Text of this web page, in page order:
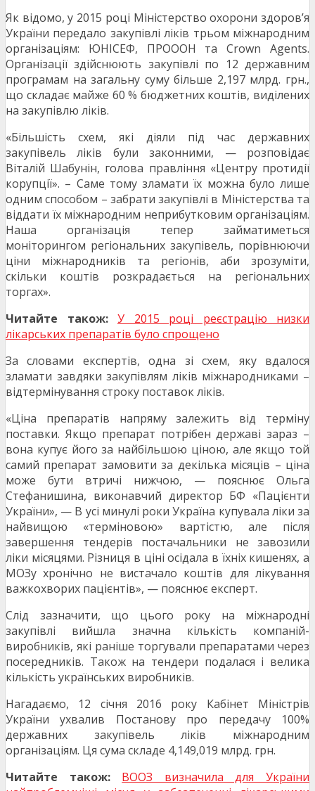
Як відомо, у 2015 році Міністерство охорони здоров’я
України передало закупівлі ліків трьом міжнародним
організаціям: ЮНІСЕФ, ПРОООН та Crown Agents.
Організації здійснюють закупівлі по 12 державним
програмам на загальну суму більше 2,197 млрд. грн.,
що складає майже 60 % бюджетних коштів, виділених
на закупівлю ліків.
«Більшість схем, які діяли під час державних
закупівель ліків були законними, — розповідає
Віталій Шабунін, голова правління «Центру протидії
корупції». – Саме тому зламати їх можна було лише
одним способом – забрати закупівлі в Міністерства та
віддати їх міжнародним неприбутковим організаціям.
Наша організація тепер займатиметься
моніторингом регіональних закупівель, порівнюючи
ціни міжнародників та регіонів, аби зрозуміти,
скільки коштів розкрадається на регіональних
торгах».
Читайте також: У 2015 році реєстрацію низки
лікарських препаратів було спрощено
За словами експертів, одна зі схем, яку вдалося
зламати завдяки закупівлям ліків міжнародниками –
відтермінування строку поставок ліків.
«Ціна препаратів напряму залежить від терміну
поставки. Якщо препарат потрібен державі зараз –
вона купує його за найбільшою ціною, але якщо той
самий препарат замовити за декілька місяців – ціна
може бути втричі нижчою, — пояснює Ольга
Стефанишина, виконавчий директор БФ «Пацієнти
України», — В усі минулі роки Україна купувала ліки за
найвищою «терміновою» вартістю, але після
завершення тендерів постачальники не завозили
ліки місяцями. Різниця в ціні осідала в їхніх кишенях, а
МОЗу хронічно не вистачало коштів для лікування
важкохворих пацієнтів», — пояснює експерт.
Слід зазначити, що цього року на міжнародні
закупівлі вийшла значна кількість компаній-
виробників, які раніше торгували препаратами через
посередників. Також на тендери подалася і велика
кількість українських виробників.
Нагадаємо, 12 січня 2016 року Кабінет Міністрів
України ухвалив Постанову про передачу 100%
державних закупівель ліків міжнародним
організаціям. Ця сума складе 4,149,019 млрд. грн.
Читайте також:
ВООЗ визначила для України